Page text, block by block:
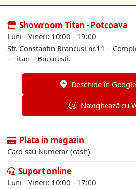
Showroom Titan - Potcoava
Luni - Vineri: 10:00 - 19:00
Str. Constantin Brancusi nr.11 –
– Titan – Bucuresti.
Deschide în
Navighează cu
Plata in magazin
Card sau Numerar (cash)
Suport online
Luni - Vineri: 10:00 - 17:00